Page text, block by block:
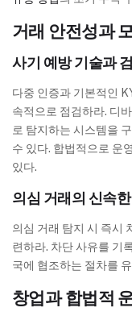
거래 안전성과
사기 예방 기술과
다중 인증과 기본적인
속적으로 점검하라. 디
로 탐지하는 시스템을
수 있다. 합법적으로 운
있다.
의심 거래의 신속
의심 거래 탐지 시 즉시
련하라. 차단 사유를 기
국에 협조하는 절차를
창업과 합법적